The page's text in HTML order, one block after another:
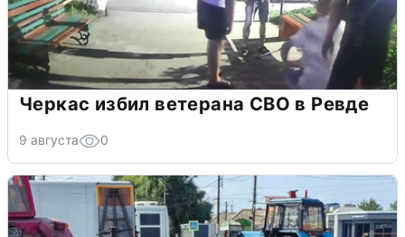
Черкас избил ветерана СВО в Ревде
9 августа 0